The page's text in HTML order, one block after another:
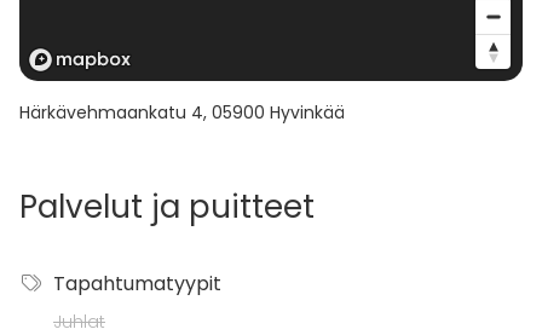
Härkävehmaankatu 4, 05900 Hyvinkää
Palvelut ja puitteet
Tapahtumatyypit
Juhlat